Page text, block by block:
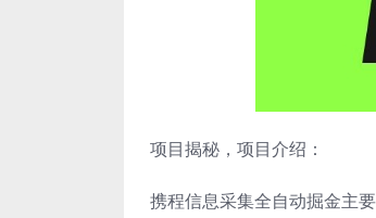
项目揭秘，项目介绍：
携程信息采集全自动掘金主